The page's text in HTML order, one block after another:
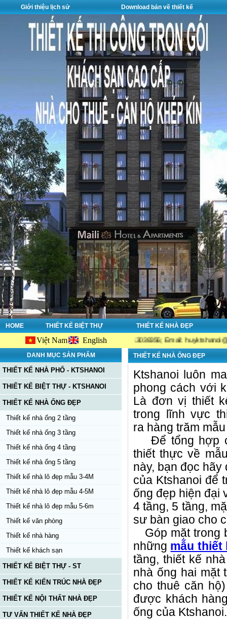
Giới thiệu lịch sử Download bản vẽ thiết kế
HOME THIẾT KẾ BIỆT THỰ THIẾT KẾ NHÀ ĐẸP
Việt Nam English
- Tư vấn giám sát. Hotline: 0913038356; Email:
DANH MỤC SẢN PHẨM
THIẾT KẾ NHÀ PHỐ - KTSHANOI
THIẾT KẾ BIỆT THỰ - KTSHANOI
THIẾT KẾ NHÀ ỐNG ĐẸP
Thiết kế nhà ống 2 tầng
Thiết kế nhà ống 3 tầng
Thiết kế nhà ống 4 tầng
Thiết kế nhà ống 5 tầng
Thiết kế nhà lô đẹp mẫu 3-4M
Thiết kế nhà lô đẹp mẫu 4-5M
Thiết kế nhà lô đẹp mẫu 5-6m
Thiết kế văn phòng
Thiết kế nhà hàng
Thiết kế khách sạn
THIẾT KẾ BIỆT THỰ - ST
THIẾT KẾ KIẾN TRÚC NHÀ ĐẸP
THIẾT KẾ NỘI THẤT NHÀ ĐẸP
TƯ VẤN THIẾT KẾ NHÀ ĐẸP
THIẾT KẾ NHÀ ỐNG ĐẸP
Ktshanoi luôn
phong cách với
Là đơn vị thiết
trong lĩnh vực
ra hàng trăm
Để tổng hợp
thiết thực về
này, bạn đọc
của Ktshanoi để
ống đẹp hiện đại
4 tầng, 5 tầng,
sư bàn giao cho
Góp mặt trong
những mẫu thiết
tầng, thiết kế
nhà ống hai mặt
cho thuê căn
được khách
ống của Ktshanoi.